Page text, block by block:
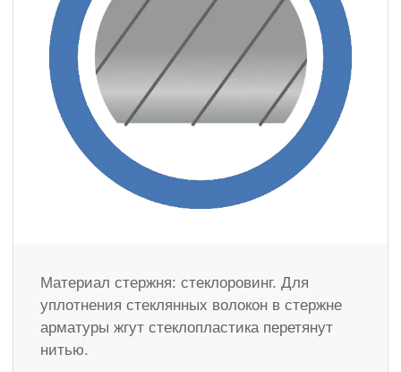
Материал стержня: стеклоровинг. Для
уплотнения стеклянных волокон в стержне
арматуры жгут стеклопластика перетянут
нитью.